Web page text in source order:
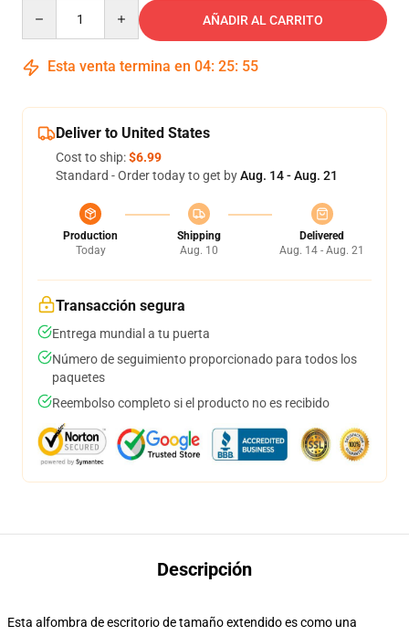
AÑADIR AL CARRITO
Esta venta termina en 04: 25: 54
Deliver to United States
Cost to ship:$6.99
Standard - Order today to get byAug. 14 - Aug. 21
Production
Today
Shipping
Aug. 10
Delivered
Aug. 14 - Aug. 21
Transacción segura
Entrega mundial a tu puerta
Número de seguimiento proporcionado para todos los
paquetes
Reembolso completo si el producto no es recibido
Descripción
Esta alfombra de escritorio de tamaño extendido es como una